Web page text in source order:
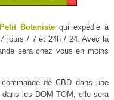
Petit Botanistequi expédie à
jours / 7 et 24h / 24. Avec la
sera chez vous en moins
de CBD dans une
les DOM TOM, elle sera